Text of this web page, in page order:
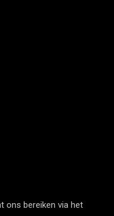
ons bereiken via het